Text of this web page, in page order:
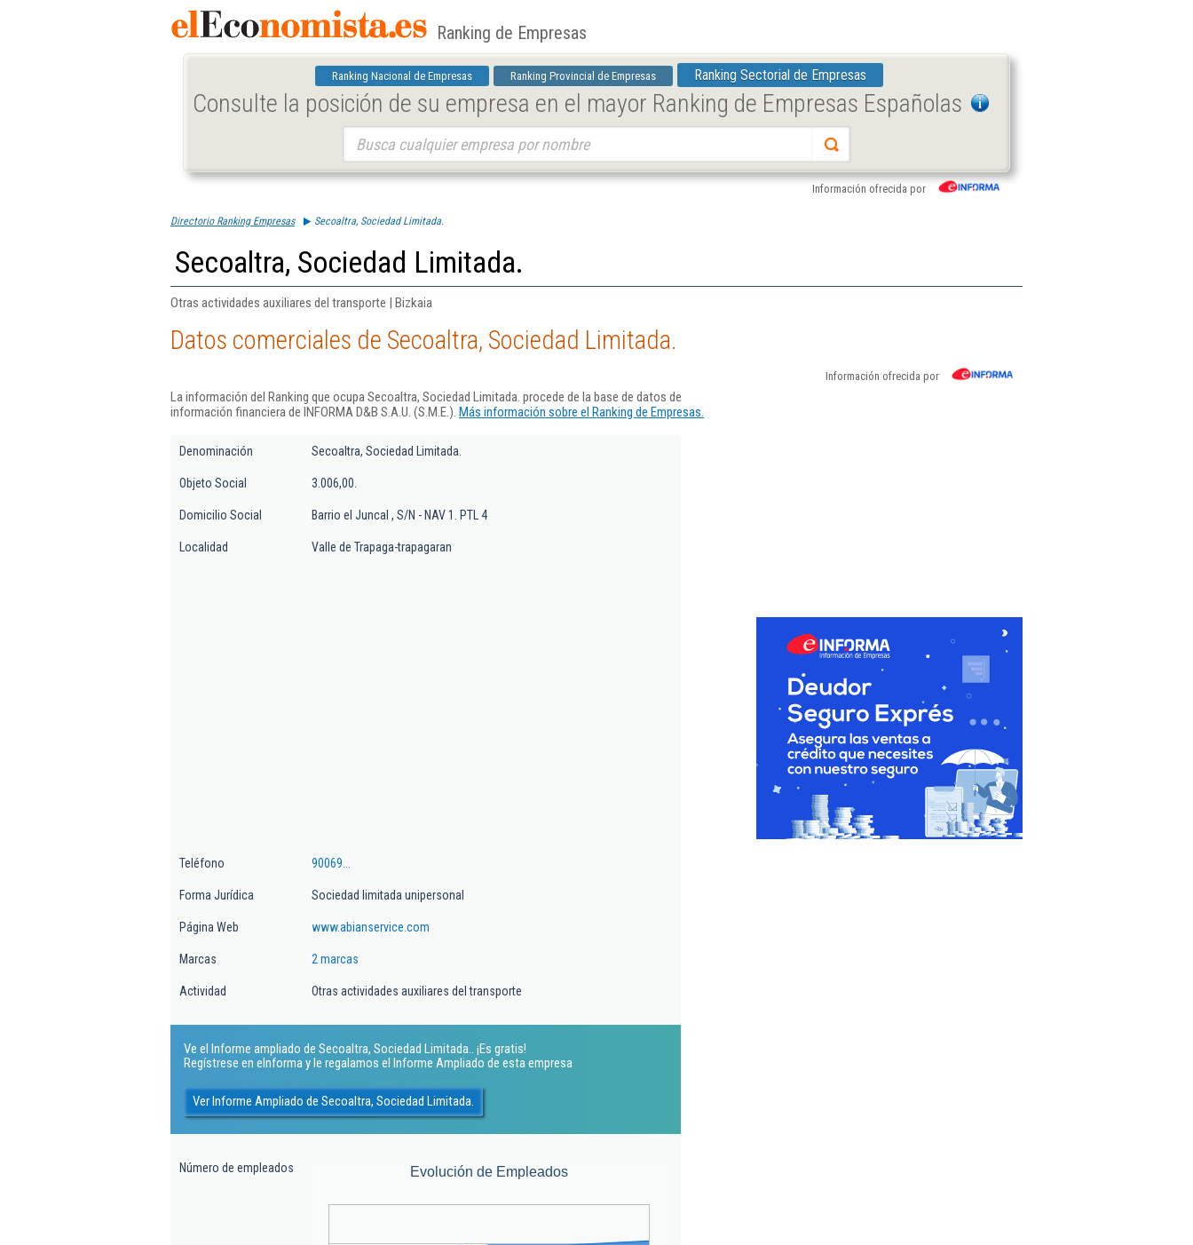
Ranking de Empresas
Ranking Nacional de Empresas Ranking Provincial de Empresas Ranking Sectorial de Empresas
Consulte la posición de su empresa en el mayor Ranking de Empresas Españolas
Información ofrecida por
Directorio Ranking Empresas Secoaltra, Sociedad Limitada.
Secoaltra, Sociedad Limitada.
Otras actividades auxiliares del transporte | Bizkaia
Datos comerciales de Secoaltra, Sociedad Limitada.
Información ofrecida por
La información del Ranking que ocupa Secoaltra, Sociedad Limitada. procede de la base de datos de
información financiera de INFORMA D&B S.A.U. (S.M.E.). Más información sobre el Ranking de Empresas.
Denominación Secoaltra, Sociedad Limitada.
Objeto Social 3.006,00.
Domicilio Social Barrio el Juncal , S/N - NAV 1. PTL 4
Localidad Valle de Trapaga-trapagaran
Teléfono 90069...
Forma Jurídica Sociedad limitada unipersonal
Página Web www.abianservice.com
Marcas 2 marcas
Actividad Otras actividades auxiliares del transporte
Ve el Informe ampliado de Secoaltra, Sociedad Limitada.. ¡Es gratis!
Regístrese en eInforma y le regalamos el Informe Ampliado de esta empresa
Ver Informe Ampliado de Secoaltra, Sociedad Limitada.
Número de empleados Evolución de Empleados